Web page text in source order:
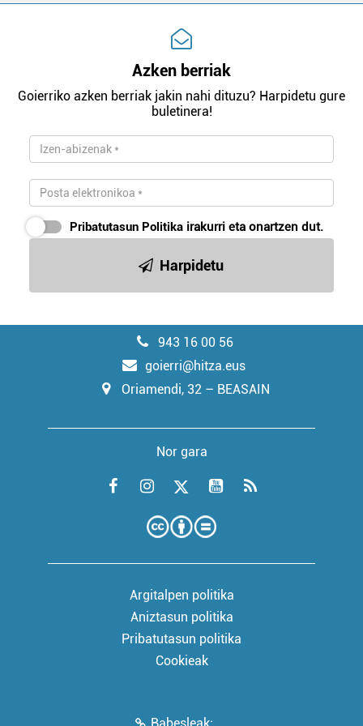
Azken berriak
Goierriko azken berriak jakin nahi dituzu? Harpidetu gure
buletinera!
Pribatutasun Politika irakurri eta onartzen dut.
Harpidetu
943 16 00 56
goierri@hitza.eus
Oriamendi, 32 – BEASAIN
Nor gara
Argitalpen politika
Aniztasun politika
Pribatutasun politika
Cookieak